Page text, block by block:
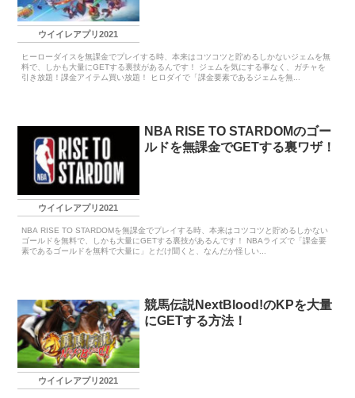
ウイイレアプリ2021
ヒーローダイスを無課金でプレイする時、本来はコツコツと貯めるしかないジェムを無
料で、しかも大量にGETする裏技があるんです！ ジェムを気にする事なく、ガチャを
引き放題！課金アイテム買い放題！ ヒロダイで「課金要素であるジェムを無...
ウイイレアプリ2021
NBA RISE TO STARDOMのゴー
ルドを無課金でGETする裏ワザ！
NBA RISE TO STARDOMを無課金でプレイする時、本来はコツコツと貯めるしかない
ゴールドを無料で、しかも大量にGETする裏技があるんです！ NBAライズで「課金要
素であるゴールドを無料で大量に」とだけ聞くと、なんだか怪しい...
ウイイレアプリ2021
競馬伝説NextBlood!のKPを大量
にGETする方法！